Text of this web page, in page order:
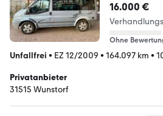
16.000 €
Ohne
Unfallfrei • EZ 12/2009 • 164.097 km •
Privatanbieter
31515 Wunstorf